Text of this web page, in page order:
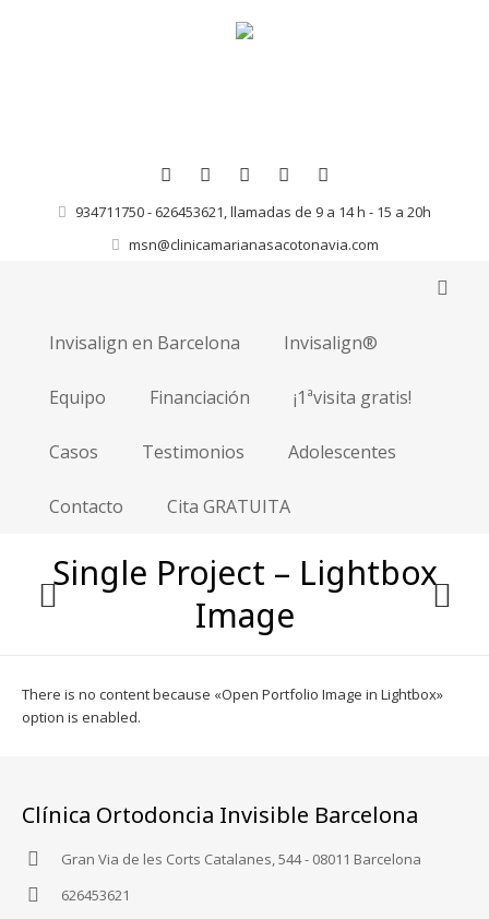
934711750 - 626453621, llamadas de 9 a 14 h - 15 a 20h
msn@clinicamarianasacotonavia.com
Invisalign en Barcelona Invisalign®
Equipo Financiación ¡1ªvisita gratis!
Casos Testimonios Adolescentes
Contacto Cita GRATUITA
Single Project – Lightbox
Image
There is no content because «Open Portfolio Image in Lightbox»
option is enabled.
Clínica Ortodoncia Invisible Barcelona
Gran Via de les Corts Catalanes, 544 - 08011 Barcelona
626453621